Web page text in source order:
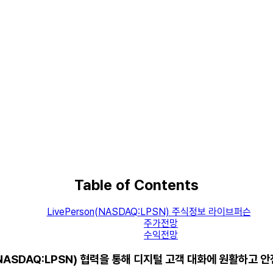
Table of Contents
LivePerson(NASDAQ:LPSN) 주식정보 라이브퍼슨
주가전망
수익전망
협력을 통해 디지털 고객 대화에 원활하고 안